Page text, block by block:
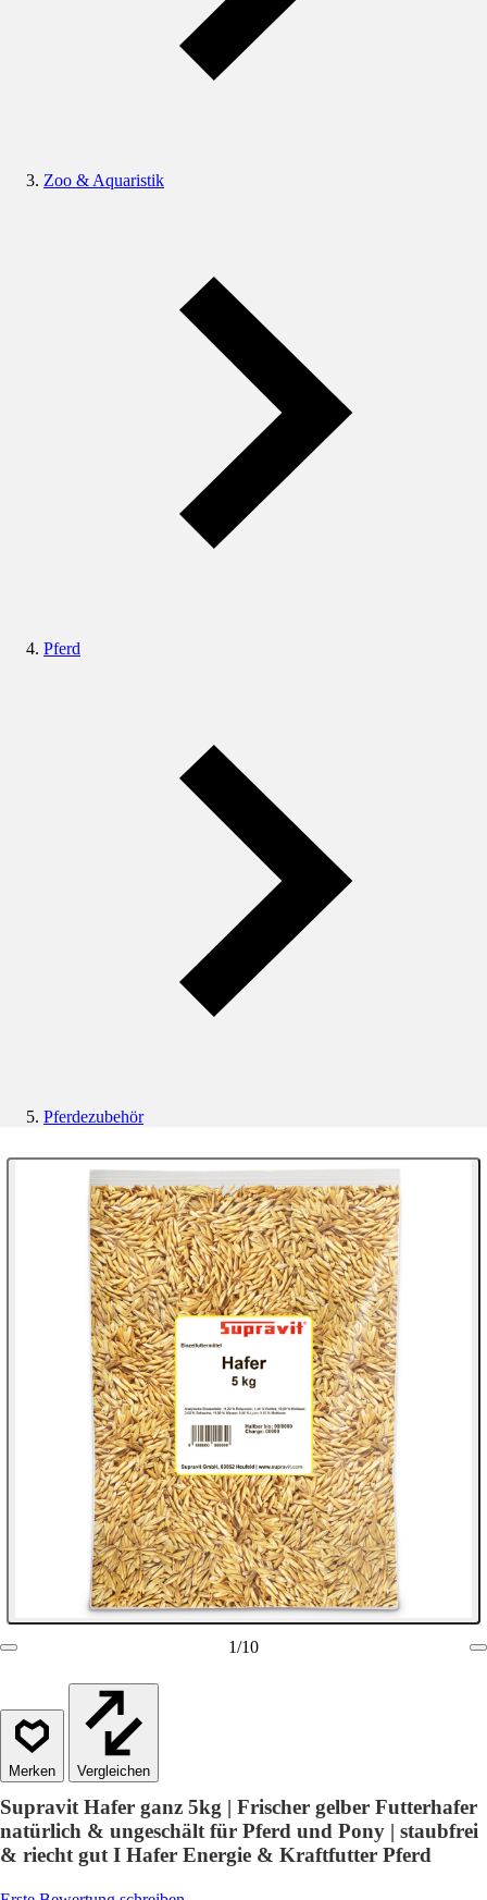
Zoo & Aquaristik
Pferd
Pferdezubehör
1/10
Vergleichen
Supravit Hafer ganz 5kg | Frischer gelber Futterhafer
natürlich & ungeschält für Pferd und Pony | staubfrei
& riecht gut I Hafer Energie & Kraftfutter Pferd